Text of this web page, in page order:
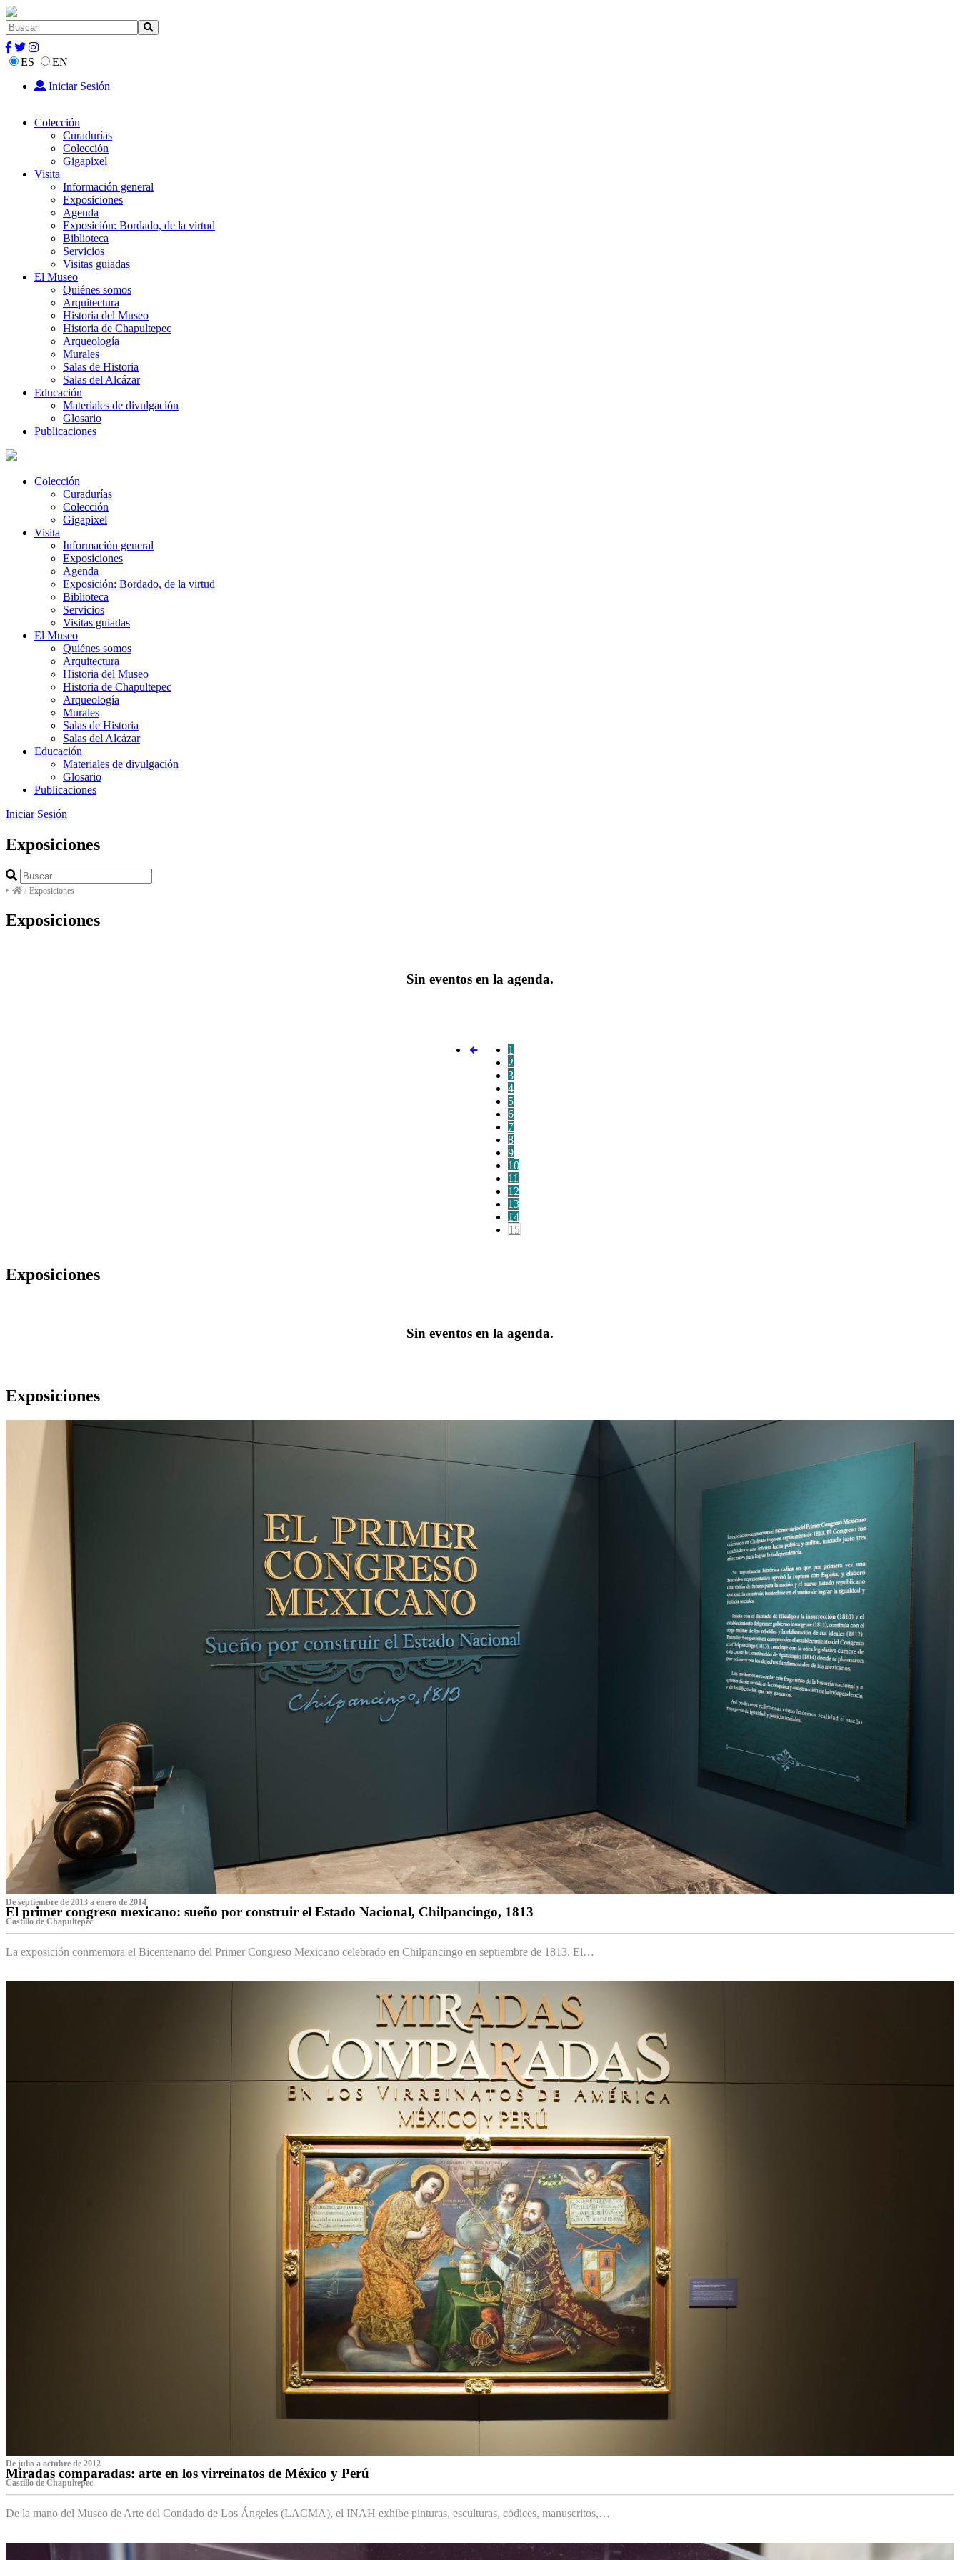
ES
EN
Iniciar Sesión
Colección
Curadurías
Colección
Gigapixel
Visita
Información general
Exposiciones
Agenda
Exposición: Bordado, de la virtud
Biblioteca
Servicios
Visitas guiadas
El Museo
Quiénes somos
Arquitectura
Historia del Museo
Historia de Chapultepec
Arqueología
Murales
Salas de Historia
Salas del Alcázar
Educación
Materiales de divulgación
Glosario
Publicaciones
Colección
Curadurías
Colección
Gigapixel
Visita
Información general
Exposiciones
Agenda
Exposición: Bordado, de la virtud
Biblioteca
Servicios
Visitas guiadas
El Museo
Quiénes somos
Arquitectura
Historia del Museo
Historia de Chapultepec
Arqueología
Murales
Salas de Historia
Salas del Alcázar
Educación
Materiales de divulgación
Glosario
Publicaciones
Iniciar Sesión
Exposiciones
/ Exposiciones
Exposiciones
Sin eventos en la agenda.
1
2
3
4
5
6
7
8
9
10
11
12
13
14
15
Exposiciones
Sin eventos en la agenda.
Exposiciones
De septiembre de 2013 a enero de 2014
El primer congreso mexicano: sueño por construir el Estado Nacional, Chilpancingo, 1813
Castillo de Chapultepec
La exposición conmemora el Bicentenario del Primer Congreso Mexicano celebrado en Chilpancingo en septiembre de 1813. El…
De julio a octubre de 2012
Miradas comparadas: arte en los virreinatos de México y Perú
Castillo de Chapultepec
De la mano del Museo de Arte del Condado de Los Ángeles (LACMA), el INAH exhibe pinturas, esculturas, códices, manuscritos,…